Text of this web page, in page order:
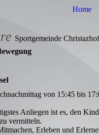
Home
Sportgemeinde Christazh
von 15:45 bis
Anliegen ist es, den
vermitteln.
Erleben und